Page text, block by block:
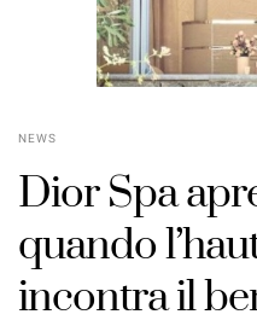
NEWS
Dior Spa
quando
incontra il
POSTED